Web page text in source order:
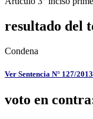
resultado del
Condena
Ver Sentencia N° 127/2013
voto en